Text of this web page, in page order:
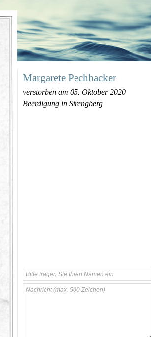
Margarete Pechhacker
verstorben am 05. Oktober 2020
Beerdigung in Strengberg